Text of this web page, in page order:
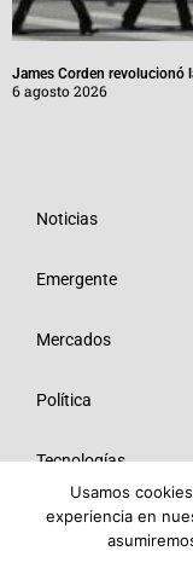
James Corden revolucionó
6 agosto 2026
Noticias
Emergente
Mercados
Política
Tecnologías
Opinión
Usamos
experiencia en